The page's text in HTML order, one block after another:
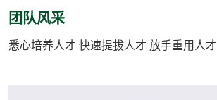
团队风采
悉心培养人才 快速提拔人才 放手重用人才